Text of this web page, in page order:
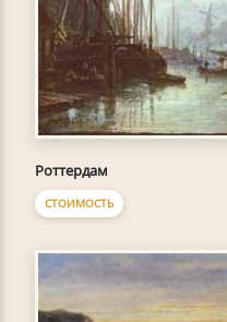
Роттердам
СТОИМОСТЬ